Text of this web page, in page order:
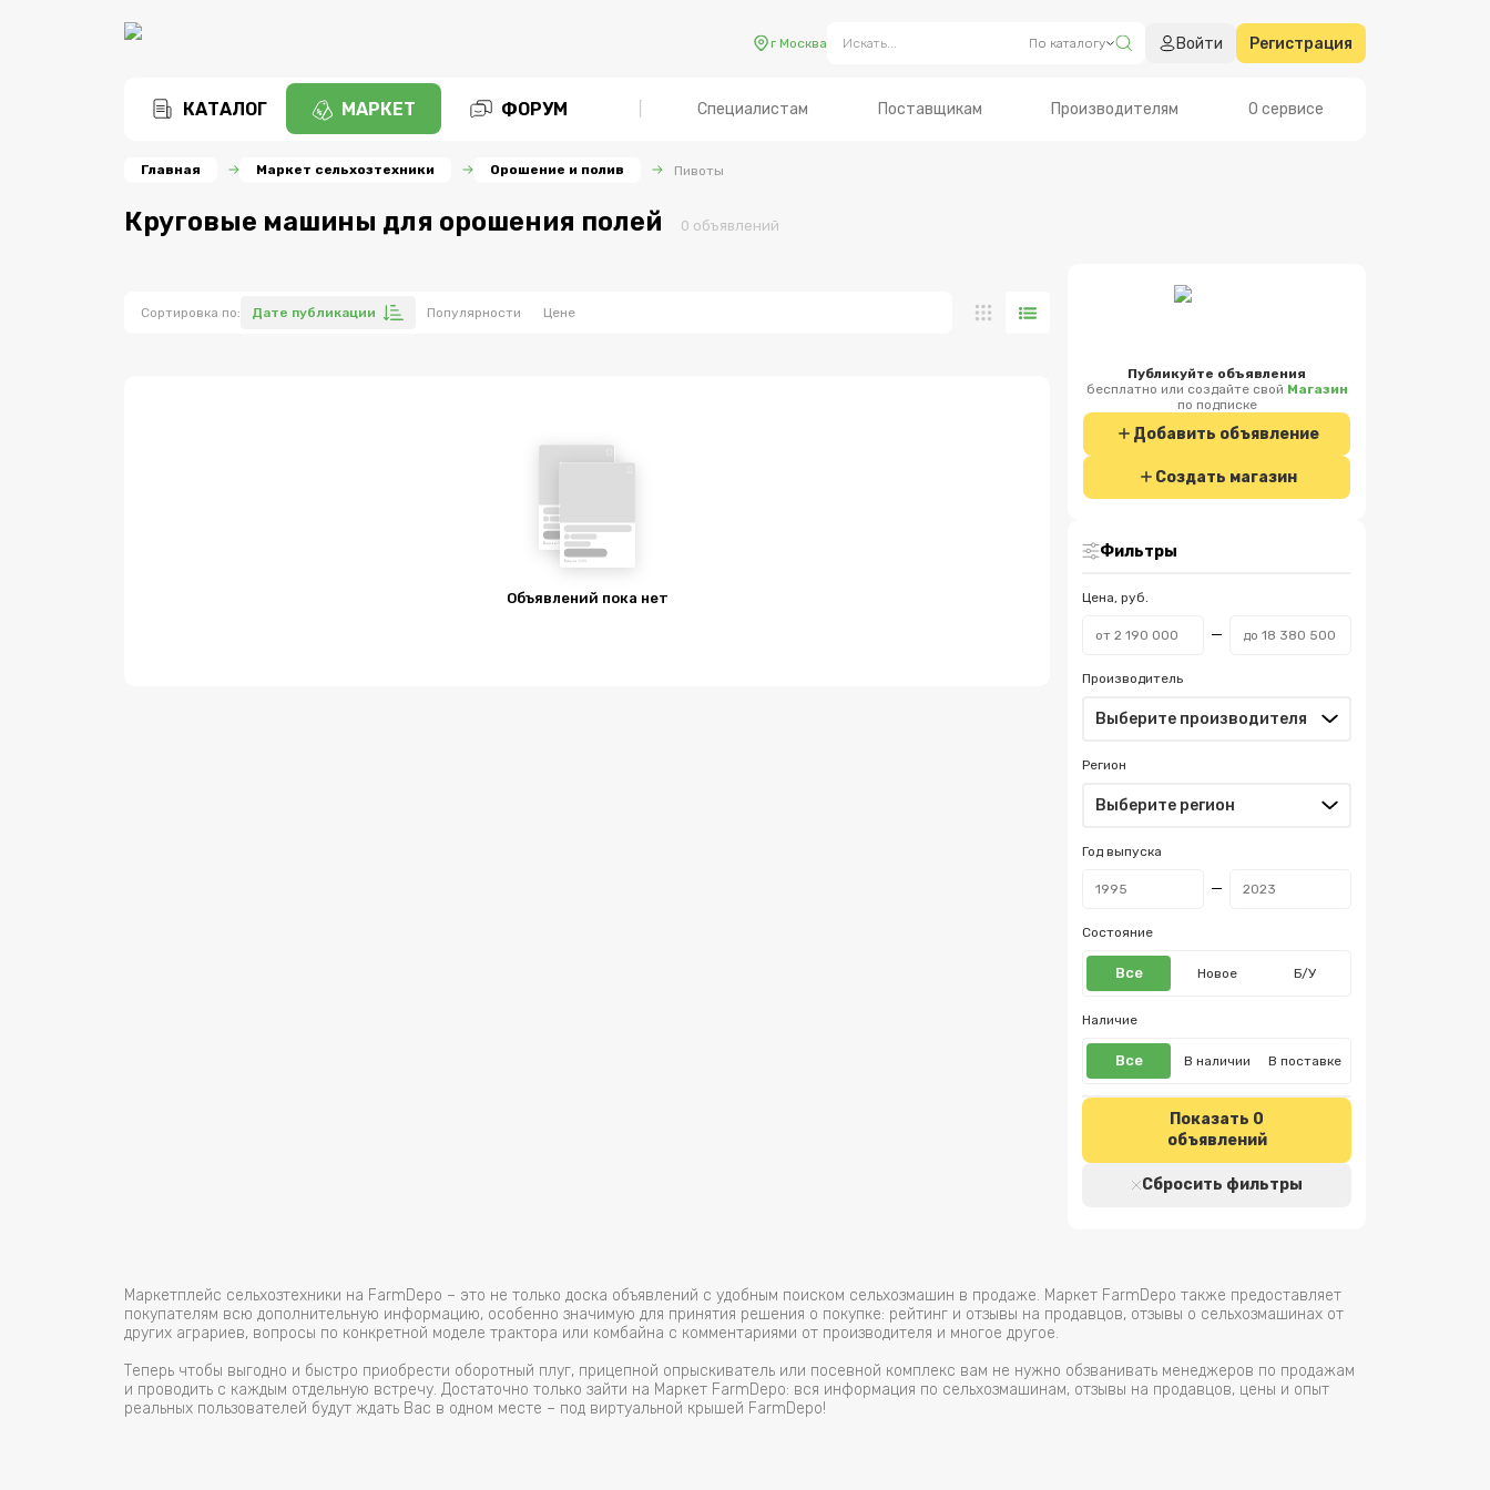
г Москва По каталогу Войти Регистрация
КАТАЛОГ МАРКЕТ ФОРУМ Специалистам Поставщикам Производителям О сервисе
Главная Маркет сельхозтехники Орошение и полив Пивоты
Круговые машины для орошения полей 0 объявлений
Сортировка по: Дате публикации Популярности Цене
Объявлений пока нет
Публикуйте объявления
бесплатно или создайте свой Магазин
по подписке
Добавить объявление
Создать магазин
Фильтры
Цена, руб.
Производитель
Регион
Год выпуска
Состояние
Все Новое Б/У
Наличие
Все В наличии В поставке
Показать 0
объявлений
Сбросить фильтры
Маркетплейс сельхозтехники на FarmDepo – это не только доска объявлений с удобным поиском сельхозмашин в продаже. Маркет FarmDepo также предоставляет
покупателям всю дополнительную информацию, особенно значимую для принятия решения о покупке: рейтинг и отзывы на продавцов, отзывы о сельхозмашинах от
других аграриев, вопросы по конкретной моделе трактора или комбайна с комментариями от производителя и многое другое.
Теперь чтобы выгодно и быстро приобрести оборотный плуг, прицепной опрыскиватель или посевной комплекс вам не нужно обзванивать менеджеров по продажам
и проводить с каждым отдельную встречу. Достаточно только зайти на Маркет FarmDepo: вся информация по сельхозмашинам, отзывы на продавцов, цены и опыт
реальных пользователей будут ждать Вас в одном месте – под виртуальной крышей FarmDepo!